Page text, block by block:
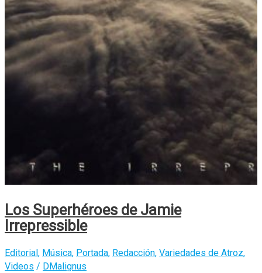
Los Superhéroes de Jamie
Irrepressible
Editorial , Música, Portada, Redacción, Variedades de Atroz,
Videos / DMalignus